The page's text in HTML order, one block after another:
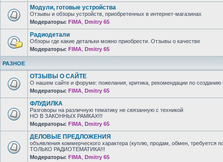
Модули, готовые устройства
Отзывы и обзоры устройств, приобретенных в интернет-магазинах
Модераторы: FIMA Dmitry 65
Радиодетали
Обзоры где какие детальки можно приобрести. Отзывы о качестве
Модераторы: FIMA Dmitry 65
РАЗНОЕ
ОТЗЫВЫ О САЙТЕ
О нашем сайте и форуме: пожелания, критика, рекомендации по созданию
Модераторы: FIMA Dmitry 65
ФЛУДИЛКА
Разговоры на различную тематику не связанную с техникой
НО В ЗАКОННЫХ РАМКАХ!!!
Модераторы: FIMA Dmitry 65
ДЕЛОВЫЕ ПРЕДЛОЖЕНИЯ
объявления коммерческого характера (куплю, продам, обмен, требуется
ТОЛЬКО РАДИОТЕМАТИКА!!!
Модераторы: FIMA Dmitry 65